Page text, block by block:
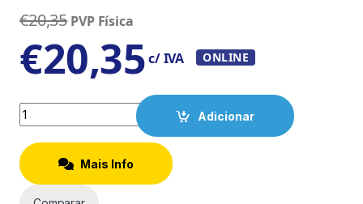
€20,35 PVP Física
€20,35c/ IVA ONLINE
Quantity
Adicionar
Mais Info